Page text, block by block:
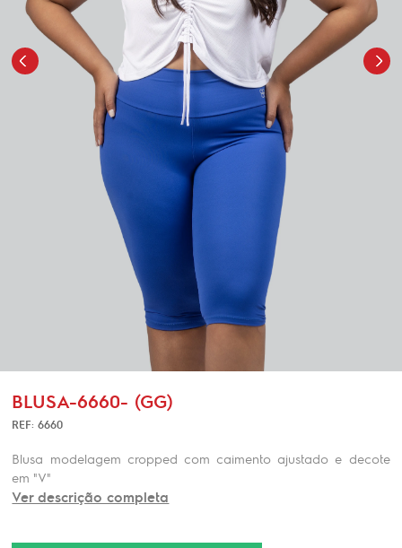
BLUSA-6660- (GG)
REF: 6660
Blusa modelagem cropped com caimento ajustado e decote
em "V"
Ver descrição completa